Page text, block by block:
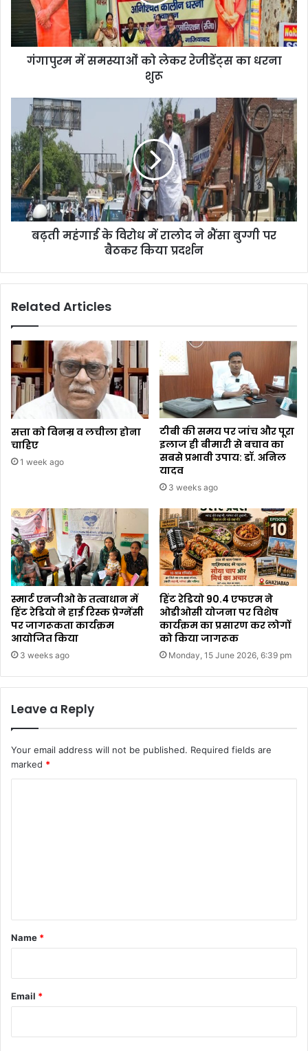
गंगापुरम में समस्याओं को लेकर रेजीडेंट्स का धरना
शुरू
बढ़ती महंगाई के विरोध में रालोद ने भैंसा बुग्गी पर
बैठकर किया प्रदर्शन
Related Articles
सत्ता को विनम्र व लचीला होना
चाहिए
1 week ago
टीबी की समय पर जांच और पूरा
इलाज ही बीमारी से बचाव का
सबसे प्रभावी उपाय: डॉ. अनिल
यादव
3 weeks ago
स्मार्ट एनजीओ के तत्वाधान में
हिंट रेडियो ने हाई रिस्क प्रेग्नेंसी
पर जागरूकता कार्यक्रम
आयोजित किया
3 weeks ago
हिंट रेडियो 90.4 एफएम ने
ओडीओसी योजना पर विशेष
कार्यक्रम का प्रसारण कर लोगों
को किया जागरूक
Monday, 15 June 2026, 6:39 pm
Leave a Reply
Your email address will not be published. Required fields are
marked *
*
Name *
Email *